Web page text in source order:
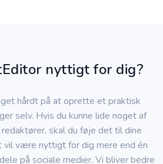
nyttigt for dig?
hårdt på at oprette et praktisk
selv. Hvis du kunne lide noget af
skal du føje det til dine
være nyttigt for dig mere end én
på sociale medier. Vi bliver bedre